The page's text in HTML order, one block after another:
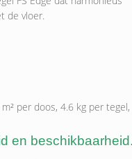
de vloer.
per doos, 4.6 kg per
en beschikbaarheid.